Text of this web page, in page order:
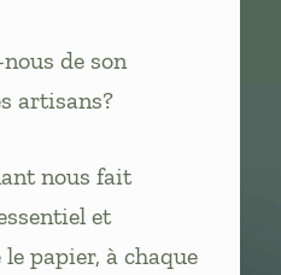
de son
artisans?
nous fait
et
papier, à chaque